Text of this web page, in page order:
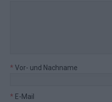
* Vor- und Nachname
* E-Mail